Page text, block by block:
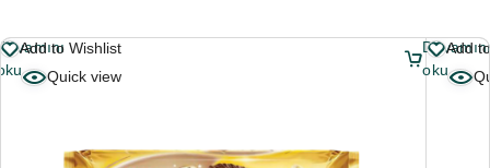
Add to Wishlist
Quick view
Add
oku